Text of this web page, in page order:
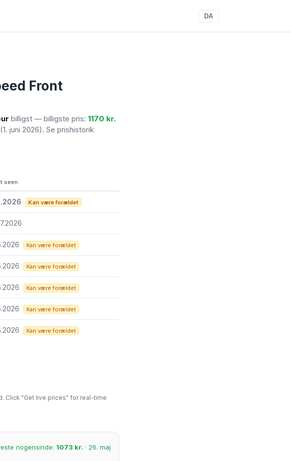
DA
Front
billigst — billigste pris: 1170 kr.
(1. juni 2026). Se prishistorik
seen
Kan være forældet
Kan være forældet
Kan være forældet
Kan være forældet
Kan være forældet
Kan være forældet
Click "Get live prices" for real-time
nogensinde: 1073 kr. · 26. maj